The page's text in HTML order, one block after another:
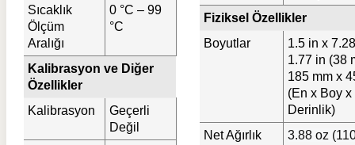
Sıcaklık
Ölçüm
Aralığı
0 °C – 99
°C
Kalibrasyon ve Diğer
Özellikler
Kalibrasyon
Geçerli
Değil
Fiziksel Özellikler
Boyutlar
1.5 in x
1.77 in (38
185 mm x
(En x Boy x
Derinlik)
Net Ağırlık
3.88 oz